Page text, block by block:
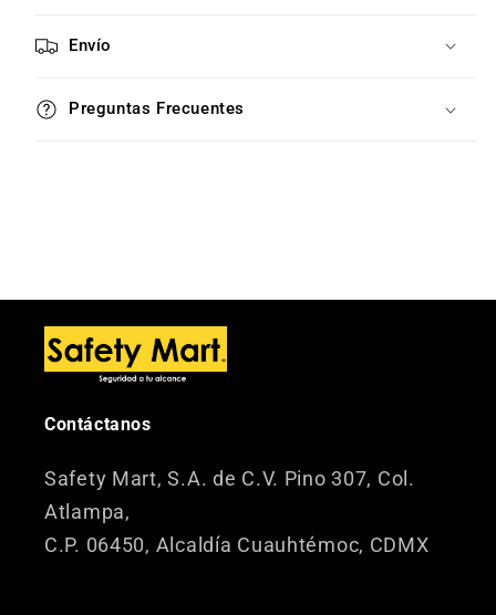
Envío
Preguntas Frecuentes
Contáctanos
Safety Mart, S.A. de C.V. Pino 307, Col.
Atlampa,
C.P. 06450, Alcaldía Cuauhtémoc, CDMX